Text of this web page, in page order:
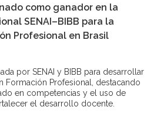
como ganador en la
SENAI–BIBB para la
Profesional en Brasil
por SENAI y BIBB para desarrollar
Formación Profesional, destacando
en competencias y el uso de
el desarrollo docente.